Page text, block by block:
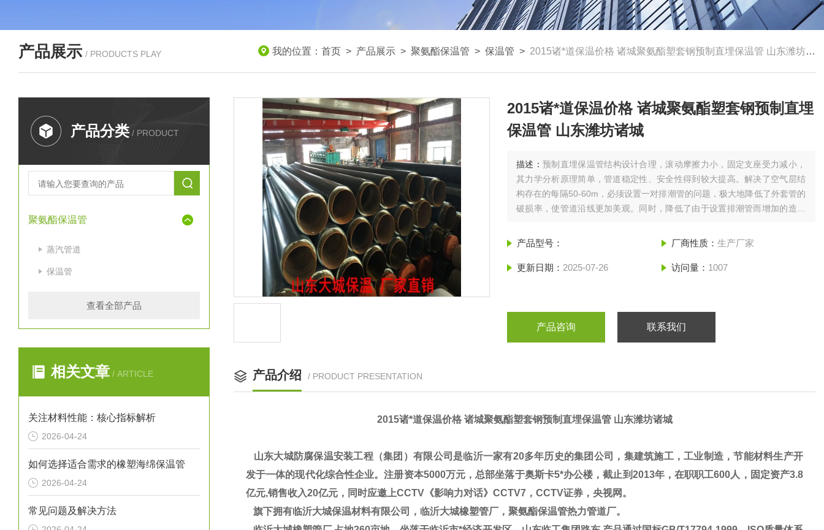
产品展示 / PRODUCTS PLAY 我的位置： 首页 > 产品展示 > 聚氨酯保温管 > 保温管 > 2015诸*道保温价格 诸城聚氨酯塑套钢预制直埋保温管 山东潍坊诸城
产品分类 / PRODUCT
聚氨酯保温管
蒸汽管道
保温管
查看全部产品
相关文章 / ARTICLE
关注材料性能：核心指标解析
2026-04-24
如何选择适合需求的橡塑海绵保温管
2026-04-24
常见问题及解决方法
2015诸*道保温价格 诸城聚氨酯塑套钢预制直埋
保温管 山东潍坊诸城
描述：预制直埋保温管结构设计合理，滚动摩擦力小，固定支座受力减小，
其力学分析原理简单，管道稳定性、安全性得到较大提高。解决了空气层结
构存在的每隔50-60m，必须设置一对排潮管的问题，极大地降低了外套管的
破损率，使管道沿线更加美观。同时，降低了由于设置排潮管而增加的造价
城
产品型号： 厂商性质： 生产厂家
更新日期： 2025-07-26 访问量： 1007
产品咨询 联系我们
产品介绍 / PRODUCT PRESENTATION
2015诸*道保温价格 诸城聚氨酯塑套钢预制直埋保温管 山东潍坊诸城
山东大城防腐保温安装工程（集团）有限公司是临沂一家有20多年历史的集团公司，集建筑施工，工业制造，节能材料生产开
发于一体的现代化综合性企业。注册资本5000万元，总部坐落于奥斯卡5*办公楼，截止到2013年，在职职工600人，固定资产3.8
亿元,销售收入20亿元，同时应邀上CCTV《影响力对话》CCTV7，CCTV证券，央视网。
旗下拥有临沂大城保温材料有限公司，临沂大城橡塑管厂，聚氨酯保温管热力管道厂。